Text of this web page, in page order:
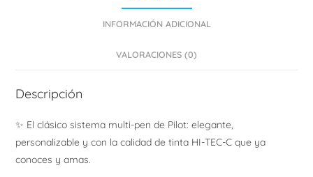
INFORMACIÓN ADICIONAL
VALORACIONES (0)
Descripción
✨ El clásico sistema multi-pen de Pilot: elegante,
personalizable y con la calidad de tinta HI-TEC-C que ya
conoces y amas.